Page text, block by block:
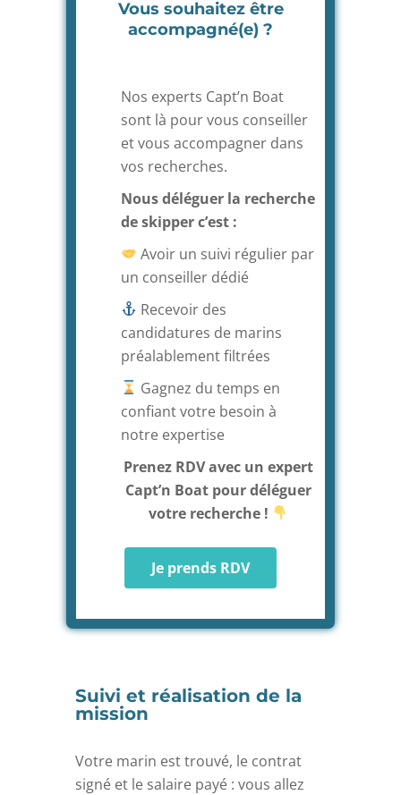
Vous souhaitez être
accompagné(e) ?
Nos experts Capt’n Boat
sont là pour vous conseiller
et vous accompagner dans
vos recherches.
Nous déléguer la recherche
de skipper c’est :
Avoir un suivi régulier par
un conseiller dédié
Recevoir des
candidatures de marins
préalablement filtrées
Gagnez du temps en
confiant votre besoin à
notre expertise
Prenez RDV avec un expert
Capt’n Boat pour déléguer
votre recherche !
Je prends RDV
Suivi et réalisation de la
mission
Votre marin est trouvé, le contrat
signé et le salaire payé : vous allez